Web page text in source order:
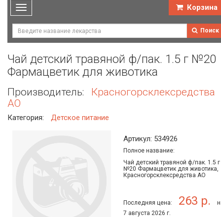
Toggle
navigation
Корзина
Поиск
Чай детский травяной ф/пак. 1.5 г №20
Фармацветик для животика
Производитель:
Красногорсклексредства
АО
Категория: Детское питание
Артикул: 534926
Полное название:
Чай детский травяной ф/пак. 1.5 г
№20 Фармацветик для животика,
Красногорсклексредства АО
Последняя цена: 263 р.
7 августа 2026 г.